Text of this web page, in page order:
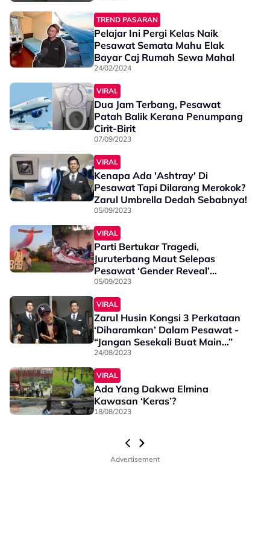
TREND PASARAN
Pelajar Ini Pergi Kelas Naik
Pesawat Semata Mahu Elak
Bayar Caj Rumah Sewa Mahal
24/02/2024
VIRAL
Dua Jam Terbang, Pesawat
Patah Balik Kerana Penumpang
Cirit-Birit
07/09/2023
VIRAL
Kenapa Ada 'Ashtray' Di
Pesawat Tapi Dilarang Merokok?
Zarul Umbrella Dedah Sebabnya!
05/09/2023
VIRAL
Parti Bertukar Tragedi,
Juruterbang Maut Selepas
Pesawat ‘Gender Reveal’
Terhempas
05/09/2023
VIRAL
Zarul Husin Kongsi 3 Perkataan
‘Diharamkan’ Dalam Pesawat -
“Jangan Sesekali Buat Main…”
24/08/2023
VIRAL
Ada Yang Dakwa Elmina
Kawasan ‘Keras’?
18/08/2023
Advertisement